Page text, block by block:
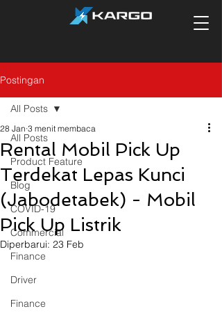
Postingan
All Posts
Product Feature
Blog
COVID-19
Commercial
Finance
Driver
Finance
All Posts
Rental Mobil Pick Up
Terdekat Lepas Kunci
(Jabodetabek) - Mobil
Pick Up Listrik
28 Jan 3 menit membaca
Diperbarui: 23 Feb